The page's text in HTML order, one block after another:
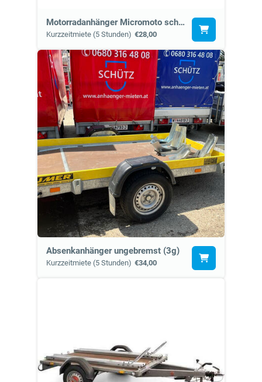
Motorradanhänger Micromoto schmal (0)
Kurzzeitmiete (5 Stunden) €28,00
Absenkanhänger ungebremst (3g)
Kurzzeitmiete (5 Stunden) €34,00